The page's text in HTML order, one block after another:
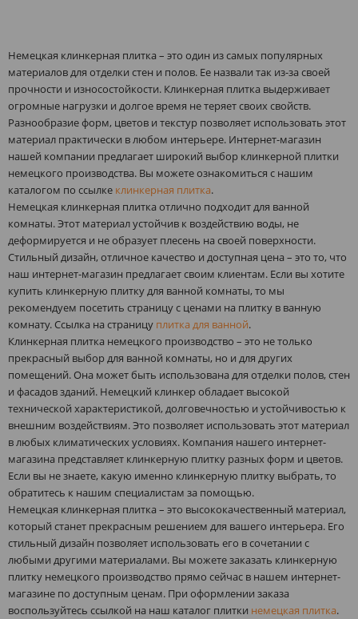
Немецкая клинкерная плитка – это один из самых популярных
материалов для отделки стен и полов. Ее назвали так из-за своей
прочности и износостойкости. Клинкерная плитка выдерживает
огромные нагрузки и долгое время не теряет своих свойств.
Разнообразие форм, цветов и текстур позволяет использовать этот
материал практически в любом интерьере. Интернет-магазин
нашей компании предлагает широкий выбор клинкерной плитки
немецкого производства. Вы можете ознакомиться с нашим
каталогом по ссылке клинкерная плитка.
Немецкая клинкерная плитка отлично подходит для ванной
комнаты. Этот материал устойчив к воздействию воды, не
деформируется и не образует плесень на своей поверхности.
Стильный дизайн, отличное качество и доступная цена – это то, что
наш интернет-магазин предлагает своим клиентам. Если вы хотите
купить клинкерную плитку для ванной комнаты, то мы
рекомендуем посетить страницу с ценами на плитку в ванную
комнату. Ссылка на страницу плитка для ванной.
Клинкерная плитка немецкого производство – это не только
прекрасный выбор для ванной комнаты, но и для других
помещений. Она может быть использована для отделки полов, стен
и фасадов зданий. Немецкий клинкер обладает высокой
технической характеристикой, долговечностью и устойчивостью к
внешним воздействиям. Это позволяет использовать этот материал
в любых климатических условиях. Компания нашего интернет-
магазина представляет клинкерную плитку разных форм и цветов.
Если вы не знаете, какую именно клинкерную плитку выбрать, то
обратитесь к нашим специалистам за помощью.
Немецкая клинкерная плитка – это высококачественный материал,
который станет прекрасным решением для вашего интерьера. Его
стильный дизайн позволяет использовать его в сочетании с
любыми другими материалами. Вы можете заказать клинкерную
плитку немецкого производство прямо сейчас в нашем интернет-
магазине по доступным ценам. При оформлении заказа
воспользуйтесь ссылкой на наш каталог плитки немецкая плитка.